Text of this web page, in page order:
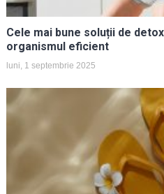
Cele mai bune soluții de
organismul eficient
luni, 1 septembrie 2025